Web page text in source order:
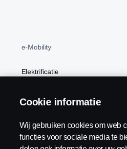
e-Mobility
Elektrificatie
Scania in Your Region: België
Cookie informatie
Wij gebruiken cookies om web
functies voor sociale media te